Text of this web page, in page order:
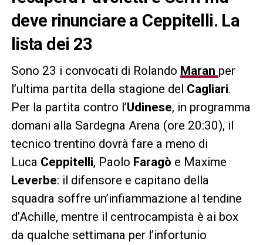
deve rinunciare a Ceppitelli. La
lista dei 23
Sono 23 i convocati di Rolando Maran per
l’ultima partita della stagione del Cagliari.
Per la partita contro l’Udinese, in programma
domani alla Sardegna Arena (ore 20:30), il
tecnico trentino dovrà fare a meno di
Luca Ceppitelli, Paolo Faragò e Maxime
Leverbe: il difensore e capitano della
squadra soffre un’infiammazione al tendine
d’Achille, mentre il centrocampista è ai box
da qualche settimana per l’infortunio